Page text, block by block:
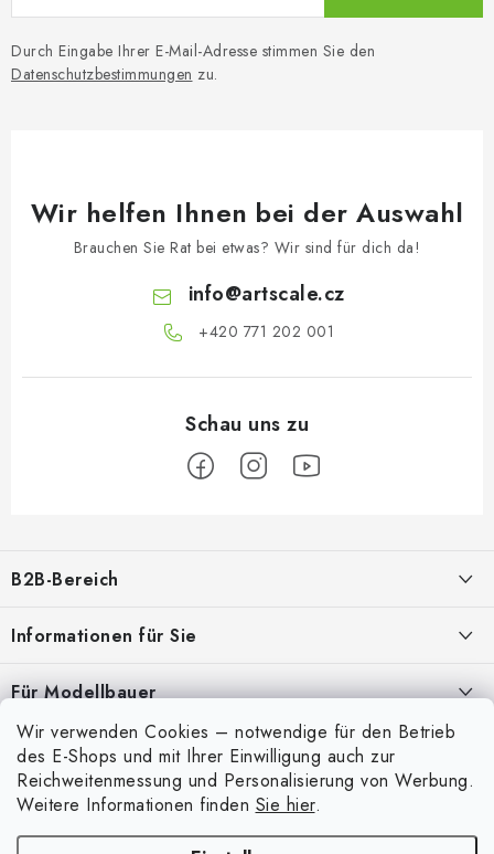
Wir verwenden Cookies – notwendige für den Betrieb
des E-Shops und mit Ihrer Einwilligung auch zur
Reichweitenmessung und Personalisierung von Werbung.
Weitere Informationen finden Sie hier.
Durch Eingabe Ihrer E-Mail-Adresse stimmen Sie den
Datenschutzbestimmungen zu.
Wir helfen Ihnen bei der Auswahl
Brauchen Sie Rat bei etwas? Wir sind für dich da!
info@artscale.cz
+420 771 202 001​
ß
z
e
i
l
B2B-Bereich
Geschäftspartner, die Bereitstellung geeigneter Dienstleistungen und
ANMELDUNG
Informationen für Sie
Über uns
Meine Bestellung
Kontakte
Versand und Bezahlung
Bedingungen und Konditionen
Für Modellbauer
Modellfarben-Umrechner
Art Scale Modellbau-Glossar
Mein Konto
Anmelden
Registrierung